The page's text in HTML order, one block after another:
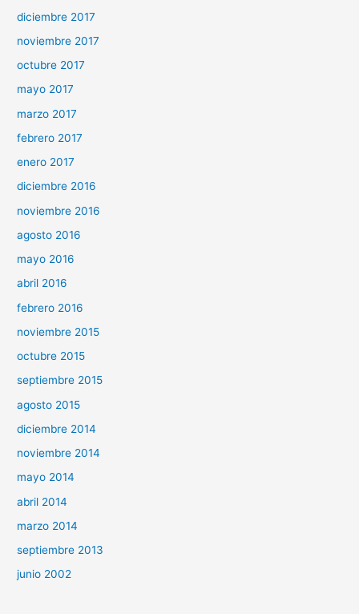
diciembre 2017
noviembre 2017
octubre 2017
mayo 2017
marzo 2017
febrero 2017
enero 2017
diciembre 2016
noviembre 2016
agosto 2016
mayo 2016
abril 2016
febrero 2016
noviembre 2015
octubre 2015
septiembre 2015
agosto 2015
diciembre 2014
noviembre 2014
mayo 2014
abril 2014
marzo 2014
septiembre 2013
junio 2002